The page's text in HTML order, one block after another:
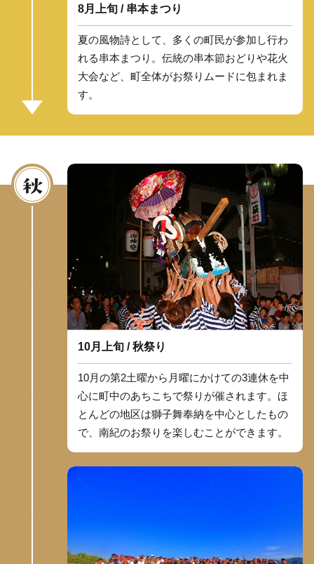
8月上旬 / 串本まつり
夏の風物詩として、多くの町民が参加し行わ
れる串本まつり。伝統の串本節おどりや花火
大会など、町全体がお祭りムードに包まれま
す。
10月上旬 / 秋祭り
10月の第2土曜から月曜にかけての3連休を中
心に町中のあちこちで祭りが催されます。ほ
とんどの地区は獅子舞奉納を中心としたもの
で、南紀のお祭りを楽しむことができます。